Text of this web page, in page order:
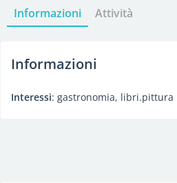
Informazioni Attività
Informazioni
Interessi: gastronomia, libri.pittura